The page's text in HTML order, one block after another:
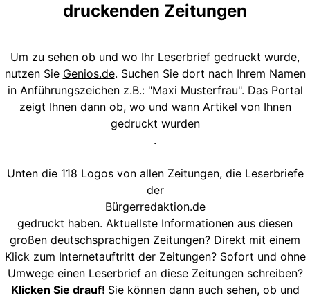
druckenden Zeitungen
Um zu sehen ob und wo Ihr Leserbrief gedruckt wurde,
nutzen Sie Genios.de. Suchen Sie dort nach Ihrem Namen
in Anführungszeichen z.B.: "Maxi Musterfrau". Das Portal
zeigt Ihnen dann ob, wo und wann Artikel von Ihnen
gedruckt wurden
.
Unten die 118 Logos von allen Zeitungen, die Leserbriefe
der
Bürgerredaktion.de
gedruckt haben. Aktuellste Informationen aus diesen
großen deutschsprachigen Zeitungen? Direkt mit einem
Klick zum Internetauftritt der Zeitungen? Sofort und ohne
Umwege einen Leserbrief an diese Zeitungen schreiben?
Klicken Sie drauf! Sie können dann auch sehen, ob und